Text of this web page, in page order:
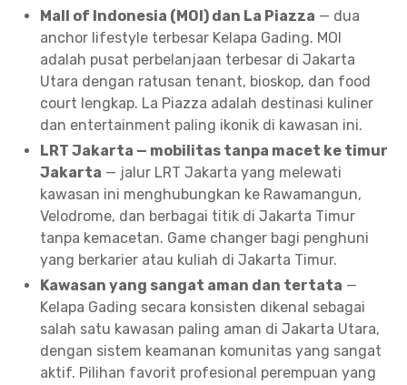
Mall of Indonesia (MOI) dan La Piazza — dua
anchor lifestyle terbesar Kelapa Gading. MOI
adalah pusat perbelanjaan terbesar di Jakarta
Utara dengan ratusan tenant, bioskop, dan food
court lengkap. La Piazza adalah destinasi kuliner
dan entertainment paling ikonik di kawasan ini.
LRT Jakarta — mobilitas tanpa macet ke timur
Jakarta — jalur LRT Jakarta yang melewati
kawasan ini menghubungkan ke Rawamangun,
Velodrome, dan berbagai titik di Jakarta Timur
tanpa kemacetan. Game changer bagi penghuni
yang berkarier atau kuliah di Jakarta Timur.
Kawasan yang sangat aman dan tertata —
Kelapa Gading secara konsisten dikenal sebagai
salah satu kawasan paling aman di Jakarta Utara,
dengan sistem keamanan komunitas yang sangat
aktif. Pilihan favorit profesional perempuan yang